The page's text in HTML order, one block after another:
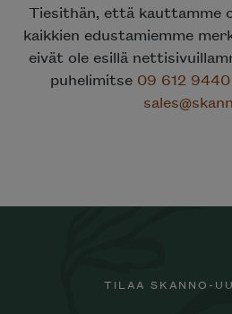
Tiesithän, että kauttamme
kaikkien edustamiemme
eivät ole esillä
puhelimitse 09 612 9440
TILAA SKANNO-